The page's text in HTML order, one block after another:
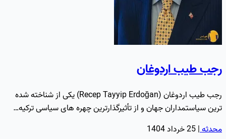
رجب طیب اردوغان
رجب طیب اردوغان (Recep Tayyip Erdoğan) یکی از شناخته شده
ترین سیاستمداران جهان و از تأثیرگذارترین چهره های سیاسی ترکیه…
محدثه|25 خرداد 1404